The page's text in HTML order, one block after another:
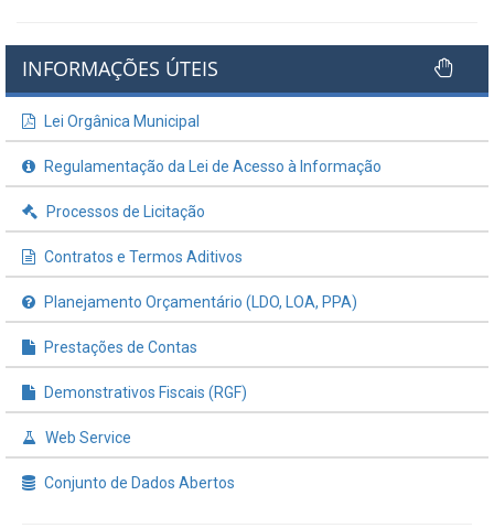
INFORMAÇÕES ÚTEIS
Lei Orgânica Municipal
Regulamentação da Lei de Acesso à Informação
Processos de Licitação
Contratos e Termos Aditivos
Planejamento Orçamentário (LDO, LOA, PPA)
Prestações de Contas
Demonstrativos Fiscais (RGF)
Web Service